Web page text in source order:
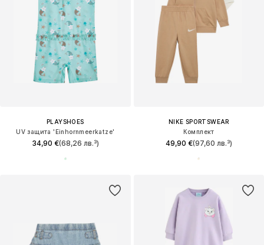
PLAYSHOES
UV защита 'Einhornmeerkatze'
34,90 €(68,26 лв.³)
NIKE SPORTSWEAR
Комплект
49,90 €(97,60 лв.³)